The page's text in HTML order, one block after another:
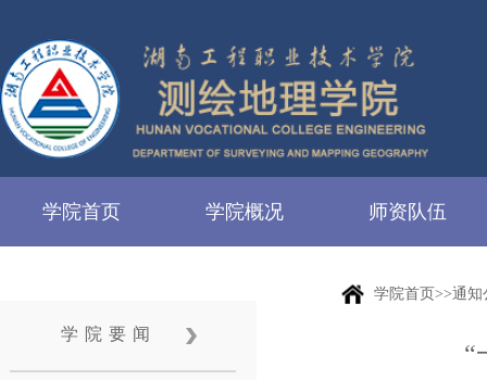
学院首页 学院概况 师资队伍
学院要闻
学院首页>>通知
“